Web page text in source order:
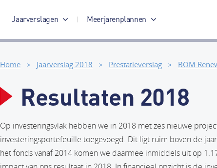
Jaarverslagen
Jaarverslag 2017
Meerjarenplannen
Meerjarenplan 2017-2020
Home Jaarverslag 2018 Prestatieverslag BOM
Resultaten 2018
Op investeringsvlak hebben we in 2018 met zes nieuwe
investeringsportefeuille toegevoegd. Dit ligt ruim boven de
het fonds vanaf 2014 komen we daarmee inmiddels uit op